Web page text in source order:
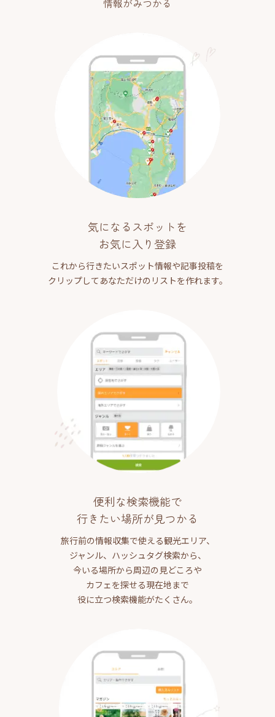
情報がみつかる
気になるスポットを
お気に入り登録
これから行きたいスポット情報や記事投稿を
クリップしてあなただけのリストを作れます。
便利な検索機能で
行きたい場所が見つかる
旅行前の情報収集で使える観光エリア、
ジャンル、ハッシュタグ検索から、
今いる場所から周辺の見どころや
カフェを探せる現在地まで
役に立つ検索機能がたくさん。